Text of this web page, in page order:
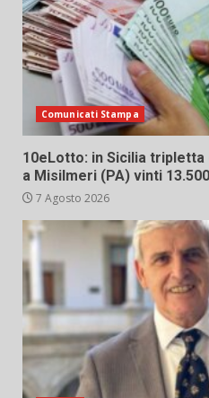
Comunicati Stampa
10eLotto: in Sicilia
a Misilmeri (PA) vinti
7 Agosto 2026